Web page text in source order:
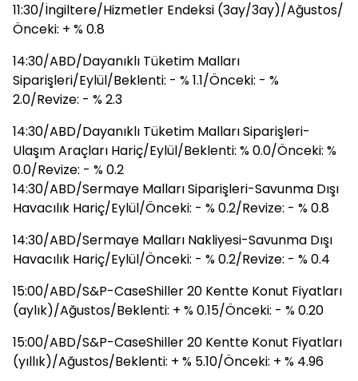
11:30/İngiltere/Hizmetler Endeksi (3ay/3ay)/Ağustos/
Önceki: + % 0.8
14:30/ABD/Dayanıklı Tüketim Malları
Siparişleri/Eylül/Beklenti: - % 1.1/Önceki: - %
2.0/Revize: - % 2.3
14:30/ABD/Dayanıklı Tüketim Malları Siparişleri-
Ulaşım Araçları Hariç/Eylül/Beklenti: % 0.0/Önceki: %
0.0/Revize: - % 0.2
14:30/ABD/Sermaye Malları Siparişleri-Savunma Dışı
Havacılık Hariç/Eylül/Önceki: - % 0.2/Revize: - % 0.8
14:30/ABD/Sermaye Malları Nakliyesi-Savunma Dışı
Havacılık Hariç/Eylül/Önceki: - % 0.2/Revize: - % 0.4
15:00/ABD/S&P-CaseShiller 20 Kentte Konut Fiyatları
(aylık)/Ağustos/Beklenti: + % 0.15/Önceki: - % 0.20
15:00/ABD/S&P-CaseShiller 20 Kentte Konut Fiyatları
(yıllık)/Ağustos/Beklenti: + % 5.10/Önceki: + % 4.96